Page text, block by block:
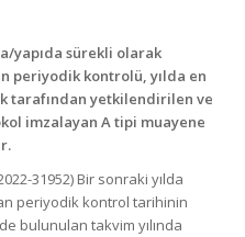
yapıda sürekli olarak
periyodik kontrolü, yılda en
tarafından yetkilendirilen ve
imzalayan A tipi muayene
31952) Bir sonraki yılda
periyodik kontrol tarihinin
bulunulan takvim yılında